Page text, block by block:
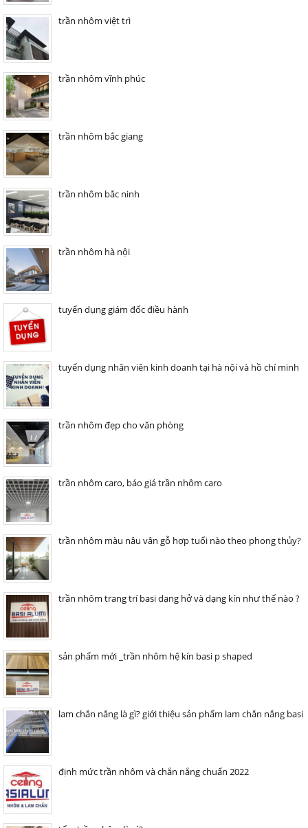
trần nhôm việt trì
trần nhôm vĩnh phúc
trần nhôm bắc giang
trần nhôm bắc ninh
trần nhôm hà nội
tuyển dụng giám đốc điều hành
tuyển dụng nhân viên kinh doanh tại hà nội và hồ chí minh
trần nhôm đẹp cho văn phòng
trần nhôm caro, báo giá trần nhôm caro
trần nhôm màu nâu vân gỗ hợp tuổi nào theo phong thủy?
trần nhôm trang trí basi dạng hở và dạng kín như thế nào ?
sản phẩm mới _trần nhôm hệ kín basi p shaped
lam chắn nắng là gì? giới thiệu sản phẩm lam chắn nắng basi
định mức trần nhôm và chắn nắng chuẩn 2022